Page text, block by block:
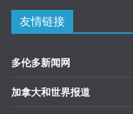
友情链接
多伦多新闻网
加拿大和世界报道